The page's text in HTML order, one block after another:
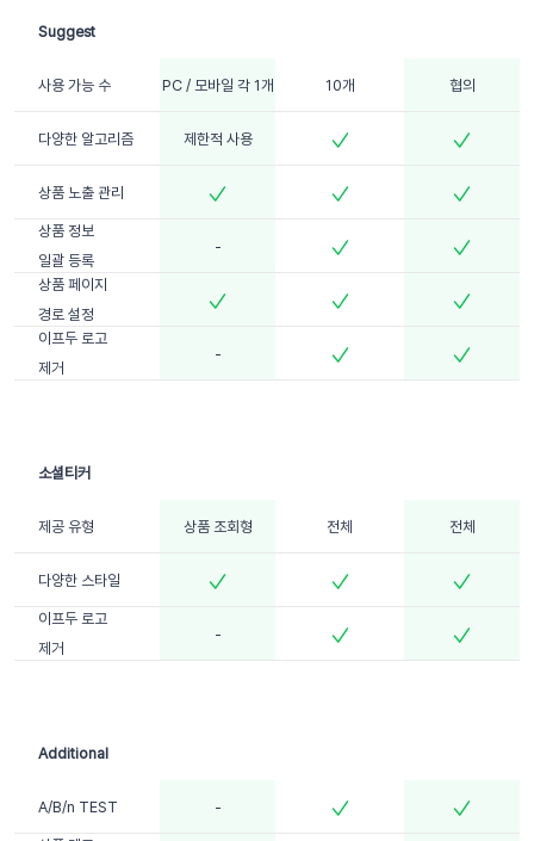
사용 가능 수 PC / 모바일 각 1개 10개 협의
다양한 알고리즘 제한적 사용
상품 노출 관리
상품 정보
일괄 등록
-
상품 페이지
경로 설정
이프두 로고
제거
-
제공 유형 상품 조회형 전체 전체
다양한 스타일
이프두 로고
제거
-
A/B/n TEST -